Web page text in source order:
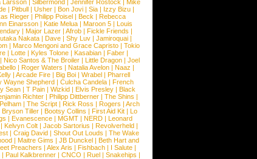
Larsson| Silbermond| Jennifer Rostock | Mike
| Pitbull| Usher| Bon Jovi| Sia| Izzy Bizu|
Rieger | Philipp Poisel | Beck | Rebecca
Einarsson | Katie Melua | Maroon 5 | Louis
| Major Lazer | Afrob | Fickle Friends |
Nakata| Dave| Shy Luv| Jamiroquai|
| Marco Mengoni and Grace Capristo | Tokio
| Lotte | Kyles Tolone | Kasabian | Faber |
Nico Santos & The Broiler| Little Dragon| Joel
| Roger Waters | Natalia Avelon| Naaz |
| Arcade Fire | Big Boi | Wrabel | Pharrell
Wayne Shepherd| Culcha Candela| French
Sean| T Pain| Wizkid| Elvis Presley| Black
Richter | Philipp Dittberner | The Shins |
| The Script | Rick Ross | Rogers | Arch
Bryson Tiller | Bootsy Collins | First Aid Kit | Lo
| Evanescence| MGMT| NERD| Leonard
Kelvyn Colt| Jacob Sartorius | Revolverheld|
| Craig David | Shout Out Louds | The Wake
| Maitre Gims | JB Dunckel| Beth Hart and
Preachers | Alex Aris | Fishbach | I Salute |
| Paul Kalkbrenner| CNCO | Ruel| Snakehips |